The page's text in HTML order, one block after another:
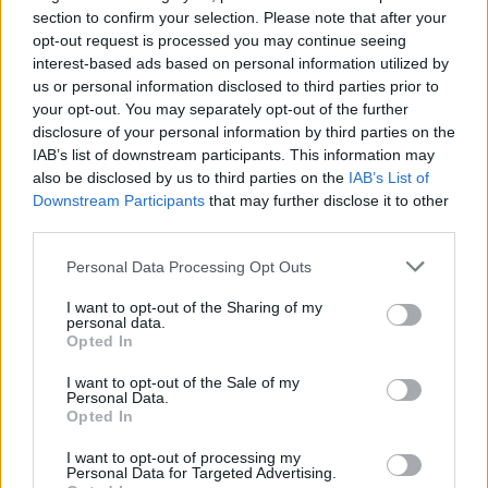
section to confirm your selection. Please note that after your
opt-out request is processed you may continue seeing
interest-based ads based on personal information utilized by
us or personal information disclosed to third parties prior to
your opt-out. You may separately opt-out of the further
disclosure of your personal information by third parties on the
IAB’s list of downstream participants. This information may
also be disclosed by us to third parties on the IAB’s List of
Downstream Participants that may further disclose it to other
Personal Data Processing Opt Outs
I want to opt-out of the Sharing of my
personal data.
Opted In
I want to opt-out of the Sale of my
Personal Data.
Opted In
I want to opt-out of processing my
Personal Data for Targeted Advertising.
Vilniuje: atskleidė populiariausią paruošimo būdą
Žinios | Lietuvos diena
Visi įrašai
Žiūrimiausi įrašai
vaikus: jiems kilusi grėsmė
Vaizdai iš tragiškos avarijos Vilniaus r.: dviejų moterų ir
vaiko gyvybių išgelbėti nepavyko